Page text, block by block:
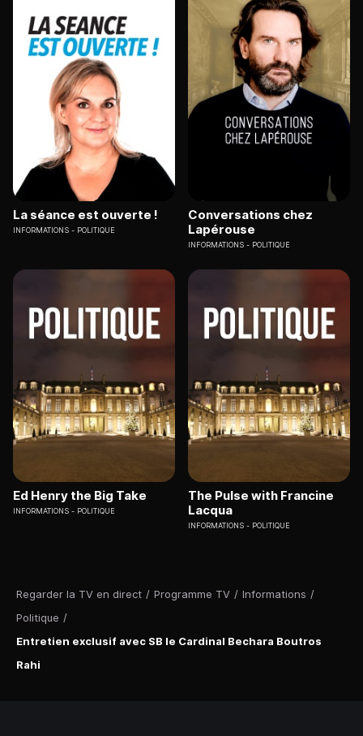
Regarder la TV en direct / Programme TV / Informations /
Politique /
Entretien exclusif avec SB le Cardinal Bechara Boutros
Rahi
La séance est ouverte !
INFORMATIONS POLITIQUE
Conversations chez
Lapérouse
INFORMATIONS POLITIQUE
Ed Henry the Big Take
INFORMATIONS POLITIQUE
The Pulse with Francine
Lacqua
INFORMATIONS POLITIQUE